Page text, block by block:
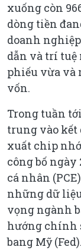
xuống còn
dòng tiền
doanh
dẫn và trí tuệ
phiếu vừa và
vốn.
Trong tuần
trung vào kết
xuất chip
công bố
cá nhân
những dữ
vọng ngành
hướng chính
bang Mỹ (Fed).